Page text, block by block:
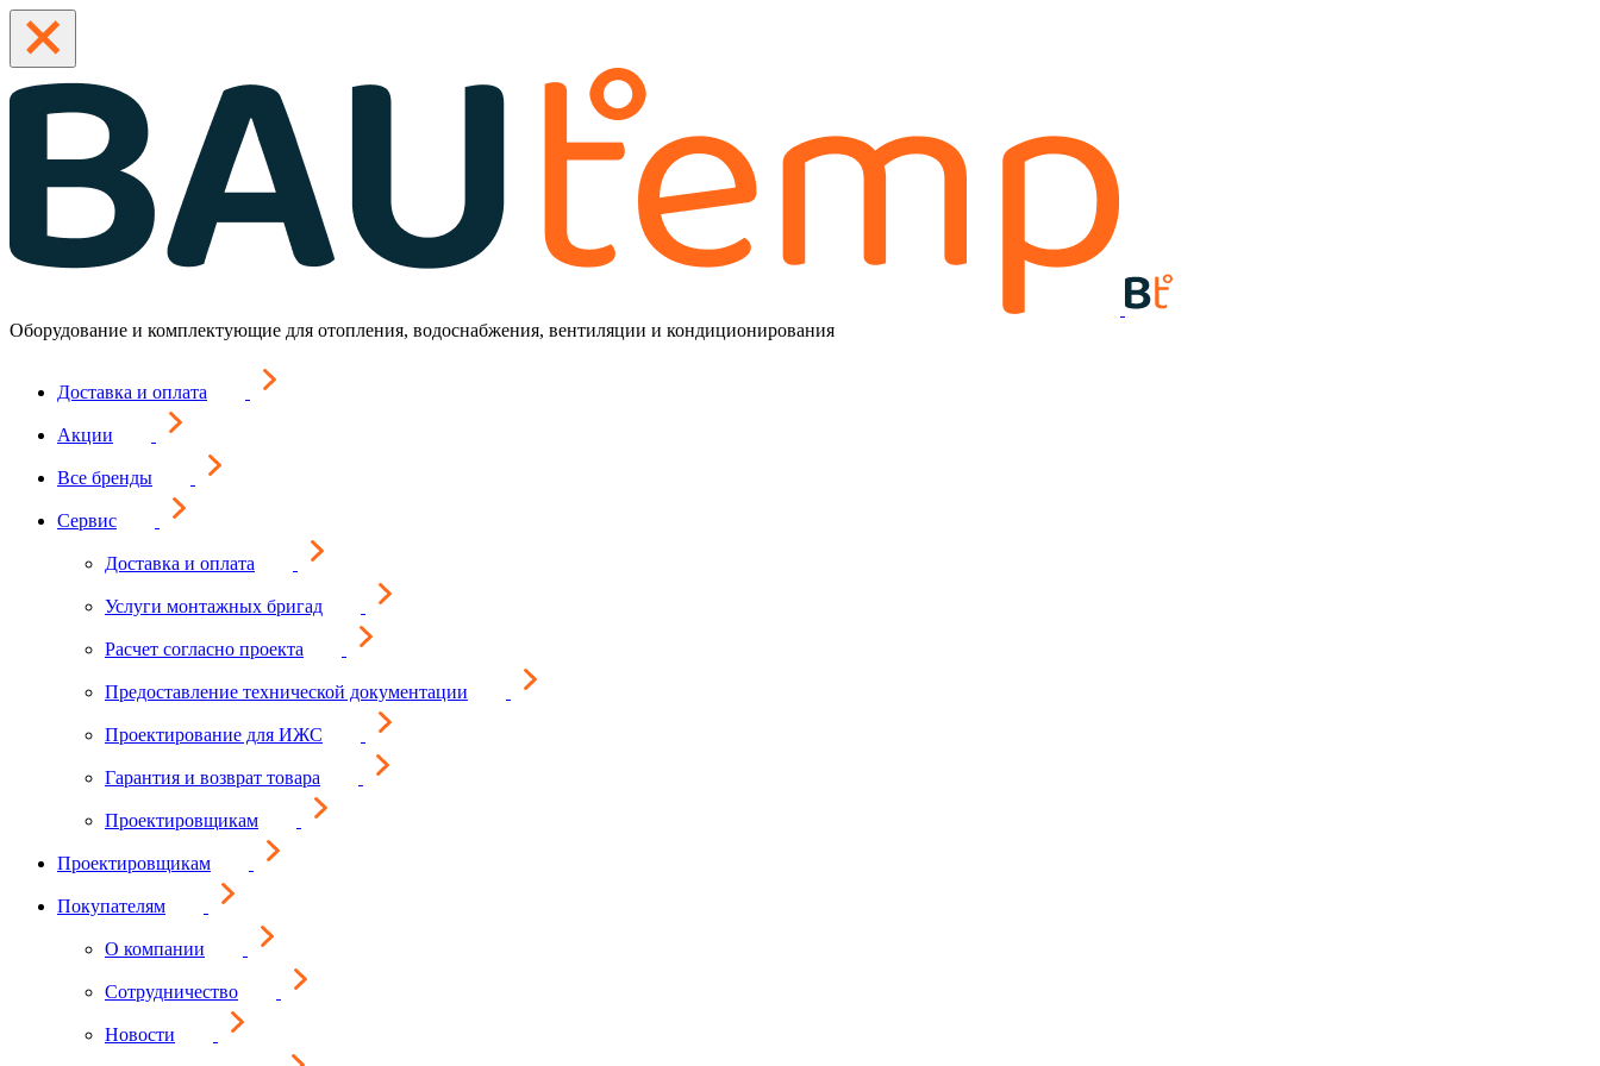
Оборудование и комплектующие для отопления, водоснабжения, вентиляции и кондиционирования
Доставка и оплата
Акции
Все бренды
Сервис
Доставка и оплата
Услуги монтажных бригад
Расчет согласно проекта
Предоставление технической документации
Проектирование для ИЖС
Гарантия и возврат товара
Проектировщикам
Проектировщикам
Покупателям
О компании
Сотрудничество
Новости